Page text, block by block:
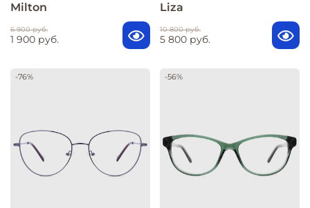
Milton
6 900 руб.
1 900 руб.
Liza
10 800 руб.
5 800 руб.
-76% -56%